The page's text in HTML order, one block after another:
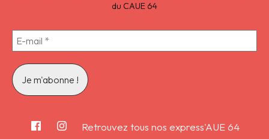
du CAUE 64
Retrouvez tous nos express'AUE 64